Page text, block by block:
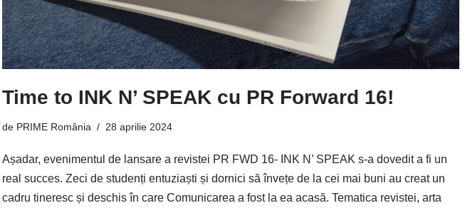
Time to INK N’ SPEAK cu PR Forward 16!
de PRIME România 28 aprilie 2024
Așadar, evenimentul de lansare a revistei PR FWD 16- INK N’ SPEAK s-a dovedit a fi un
real succes. Zeci de studenți entuziaști și dornici să învețe de la cei mai buni au creat un
cadru tineresc și deschis în care Comunicarea a fost la ea acasă. Tematica revistei, arta